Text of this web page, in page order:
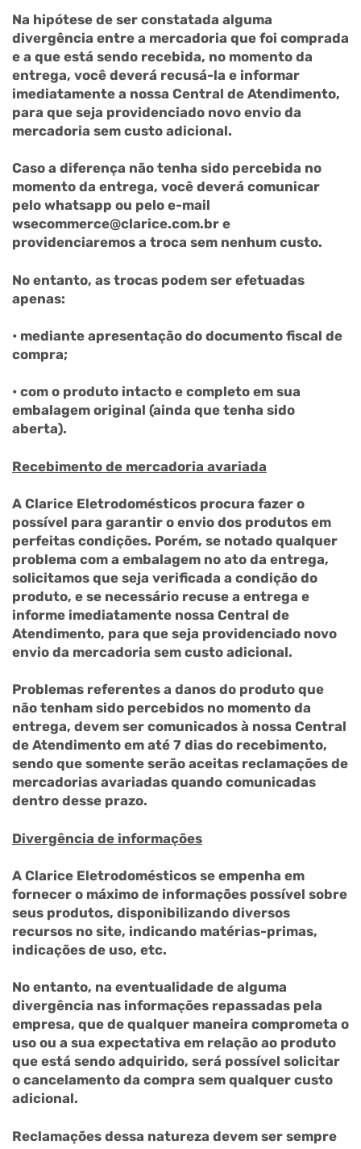
Na hipótese de ser constatada alguma
divergência entre a mercadoria que foi comprada
e a que está sendo recebida, no momento da
entrega, você deverá recusá-la e informar
imediatamente a nossa Central de Atendimento,
para que seja providenciado novo envio da
mercadoria sem custo adicional.
Caso a diferença não tenha sido percebida no
momento da entrega, você deverá comunicar
pelo whatsapp ou pelo e-mail
wsecommerce@clarice.com.br e
providenciaremos a troca sem nenhum custo.
No entanto, as trocas podem ser efetuadas
apenas:
• mediante apresentação do documento fiscal de
compra;
• com o produto intacto e completo em sua
embalagem original (ainda que tenha sido
aberta).
Recebimento de mercadoria avariada
A Clarice Eletrodomésticos procura fazer o
possível para garantir o envio dos produtos em
perfeitas condições. Porém, se notado qualquer
problema com a embalagem no ato da entrega,
solicitamos que seja verificada a condição do
produto, e se necessário recuse a entrega e
informe imediatamente nossa Central de
Atendimento, para que seja providenciado novo
envio da mercadoria sem custo adicional.
Problemas referentes a danos do produto que
não tenham sido percebidos no momento da
entrega, devem ser comunicados à nossa Central
de Atendimento em até 7 dias do recebimento,
sendo que somente serão aceitas reclamações de
mercadorias avariadas quando comunicadas
dentro desse prazo.
Divergência de informações
A Clarice Eletrodomésticos se empenha em
fornecer o máximo de informações possível sobre
seus produtos, disponibilizando diversos
recursos no site, indicando matérias-primas,
indicações de uso, etc.
No entanto, na eventualidade de alguma
divergência nas informações repassadas pela
empresa, que de qualquer maneira comprometa o
uso ou a sua expectativa em relação ao produto
que está sendo adquirido, será possível solicitar
o cancelamento da compra sem qualquer custo
adicional.
Reclamações dessa natureza devem ser sempre